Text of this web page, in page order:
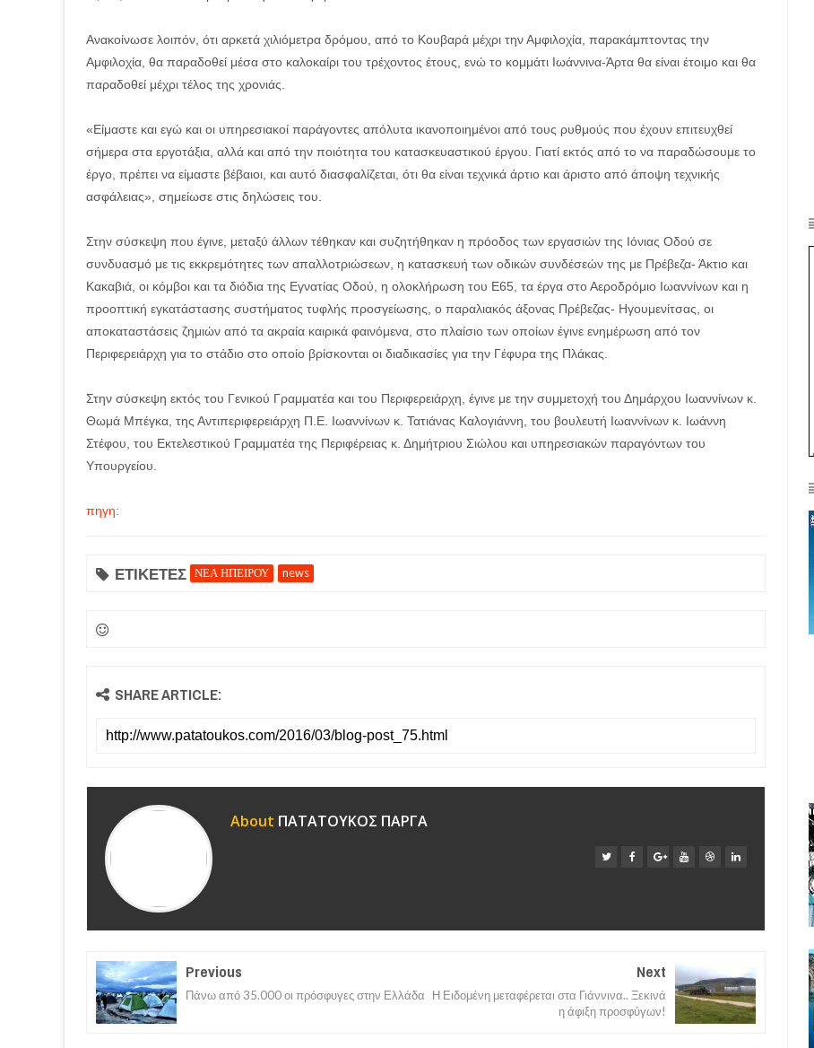
Ανακοίνωσε λοιπόν, ότι αρκετά χιλιόμετρα δρόμου, από το Κουβαρά μέχρι την Αμφιλοχία, παρακάμπτοντας την
Αμφιλοχία, θα παραδοθεί μέσα στο καλοκαίρι του τρέχοντος έτους, ενώ το κομμάτι Ιωάννινα-Άρτα θα είναι έτοιμο και θα
παραδοθεί μέχρι τέλος της χρονιάς.
«Είμαστε και εγώ και οι υπηρεσιακοί παράγοντες απόλυτα ικανοποιημένοι από τους ρυθμούς που έχουν επιτευχθεί
σήμερα στα εργοτάξια, αλλά και από την ποιότητα του κατασκευαστικού έργου. Γιατί εκτός από το να παραδώσουμε το
έργο, πρέπει να είμαστε βέβαιοι, και αυτό διασφαλίζεται, ότι θα είναι τεχνικά άρτιο και άριστο από άποψη τεχνικής
ασφάλειας», σημείωσε στις δηλώσεις του.
Στην σύσκεψη που έγινε, μεταξύ άλλων τέθηκαν και συζητήθηκαν η πρόοδος των εργασιών της Ιόνιας Οδού σε
συνδυασμό με τις εκκρεμότητες των απαλλοτριώσεων, η κατασκευή των οδικών συνδέσεών της με Πρέβεζα- Άκτιο και
Κακαβιά, οι κόμβοι και τα διόδια της Εγνατίας Οδού, η ολοκλήρωση του Ε65, τα έργα στο Αεροδρόμιο Ιωαννίνων και η
προοπτική εγκατάστασης συστήματος τυφλής προσγείωσης, ο παραλιακός άξονας Πρέβεζας- Ηγουμενίτσας, οι
αποκαταστάσεις ζημιών από τα ακραία καιρικά φαινόμενα, στο πλαίσιο των οποίων έγινε ενημέρωση από τον
Περιφερειάρχη για το στάδιο στο οποίο βρίσκονται οι διαδικασίες για την Γέφυρα της Πλάκας.
Στην σύσκεψη εκτός του Γενικού Γραμματέα και του Περιφερειάρχη, έγινε με την συμμετοχή του Δημάρχου Ιωαννίνων κ.
Θωμά Μπέγκα, της Αντιπεριφερειάρχη Π.Ε. Ιωαννίνων κ. Τατιάνας Καλογιάννη, του βουλευτή Ιωαννίνων κ. Ιωάννη
Στέφου, του Εκτελεστικού Γραμματέα της Περιφέρειας κ. Δημήτριου Σιώλου και υπηρεσιακών παραγόντων του
Υπουργείου.
πηγη:
ΕΤΙΚΕΤΕΣ ΝΕΑ ΗΠΕΙΡΟΥ news
SHARE ARTICLE:
About ΠΑΤΑΤΟΥΚΟΣ ΠΑΡΓΑ
Previous
Πάνω από 35.000 οι πρόσφυγες στην Ελλάδα
Next
Η Ειδομένη μεταφέρεται στα Γιάννινα.. Ξεκινά
η άφιξη προσφύγων!